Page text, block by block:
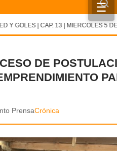
☰
Y GOLES | CAP. 13 | MIERCOLES 5 DE
DE
PrensaCrónica